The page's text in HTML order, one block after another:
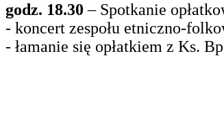
godz. 18.30 – Spotkanie
- koncert zespołu etniczno-
- łamanie się opłatkiem z Ks.